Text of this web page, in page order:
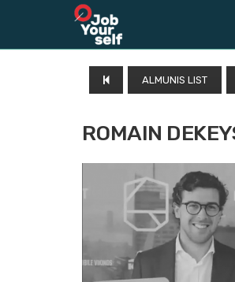
ALMUNIS LIST
ROMAIN